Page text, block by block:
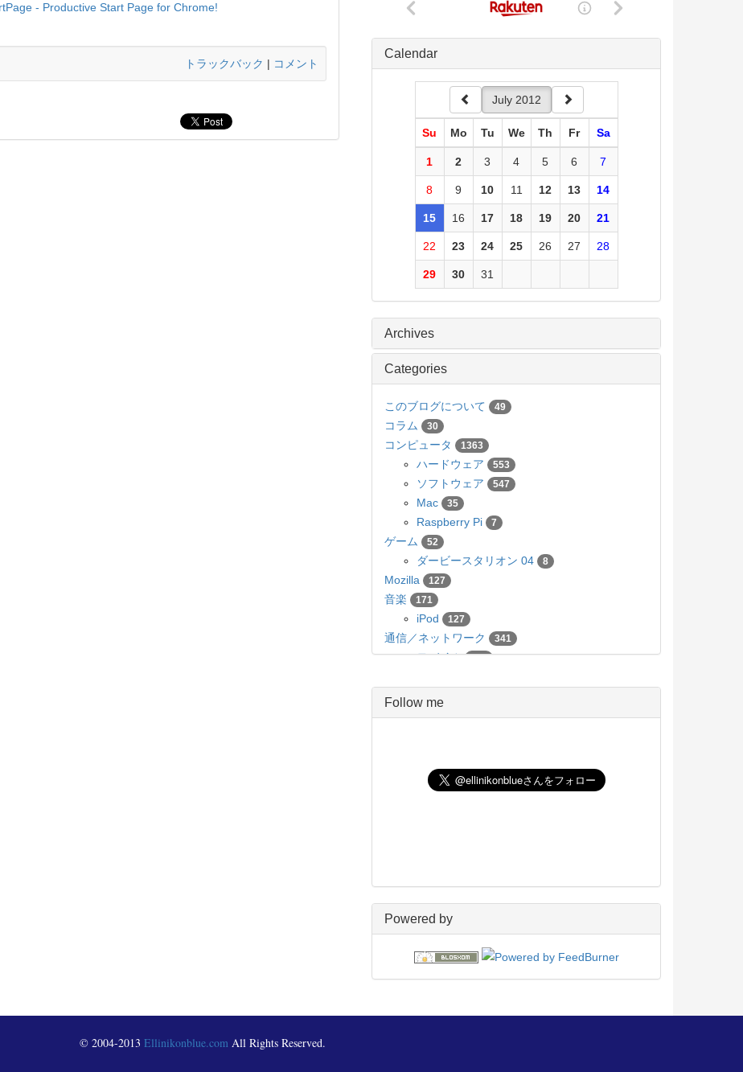
- Productive Start Page for Chrome!
トラックバック | コメント
Calendar
July 2012
Su Mo Tu We Th Fr Sa
1 2 3 4 5 6 7
8 9 10 11 12 13 14
15 16 17 18 19 20 21
22 23 24 25 26 27 28
29 30 31
Archives
Categories
このブログについて 49
コラム 30
コンピュータ 1363
ハードウェア 553
ソフトウェア 547
Mac 35
Raspberry Pi 7
ゲーム 52
ダービースタリオン 04 8
Mozilla 127
音楽 171
iPod 127
通信／ネットワーク 341
モバイル 136
Pico
UNIX 198
PukiWiki 18
日々の出来事 160
電子書籍
Follow me
Powered by
© 2004-2013 Ellinikonblue.com All Rights Reserved.